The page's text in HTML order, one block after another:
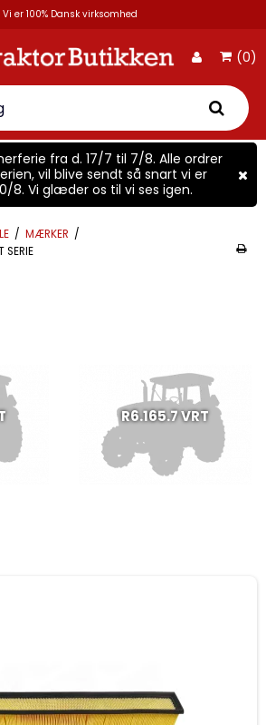
(0)
fra d. 17/7 til 7/8. Alle ordrer
vil blive sendt så snart vi er
8. Vi glæder os til vi ses igen.
/ MÆRKER /
SERIE
R6.165.7 VRT